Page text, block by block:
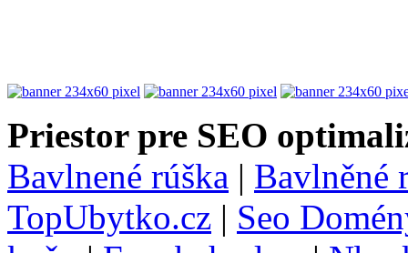
Priestor pre SEO
Bavlnené rúška | Bavlněné
TopUbytko.cz | Seo